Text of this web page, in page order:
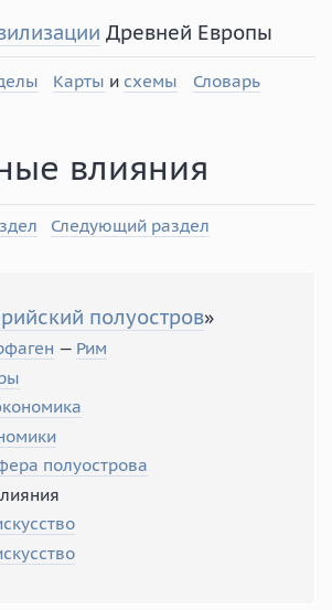
Древней Европы
Карты и схемы Словарь
влияния
Следующий раздел
полуостров»
— Рим
полуострова